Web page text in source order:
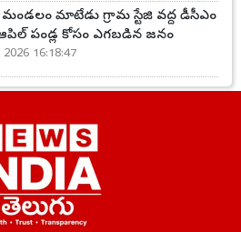
మండలం మాటేడు గ్రామ స్టేజి వద్ద డీసీఎం
పండ్ల కోసం ఎగబడిన జనం
2026 16:18:47